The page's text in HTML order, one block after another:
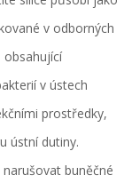
v odborných
obsahující
v ústech
prostředky,
ústní dutiny.
buněčné